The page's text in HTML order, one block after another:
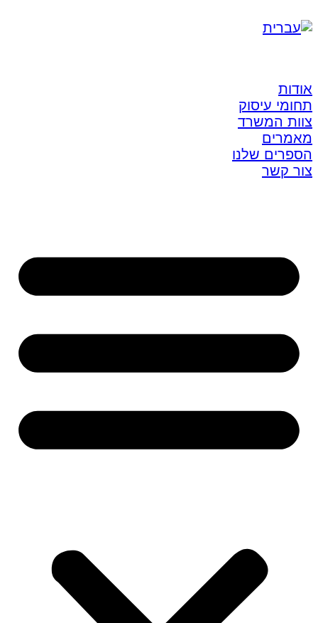
אודות
תחומי עיסוק
צוות המשרד
מאמרים
הספרים שלנו
צור קשר